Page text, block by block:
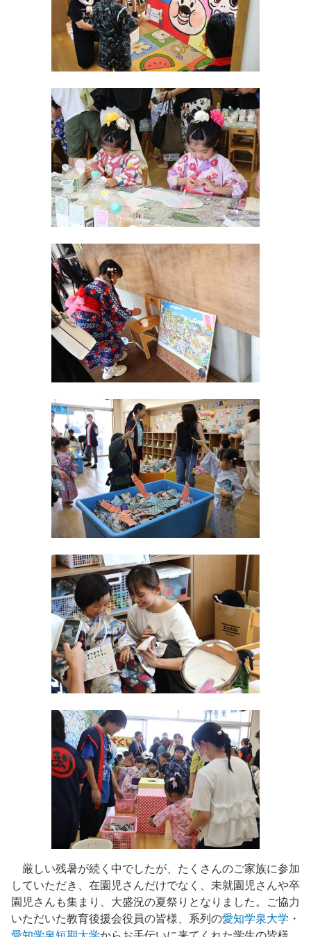
厳しい残暑が続く中でしたが、たくさんのご家族に参加
していただき、在園児さんだけでなく、未就園児さんや卒
園児さんも集まり、大盛況の夏祭りとなりました。ご協力
いただいた教育後援会役員の皆様、系列の愛知学泉大学 ・